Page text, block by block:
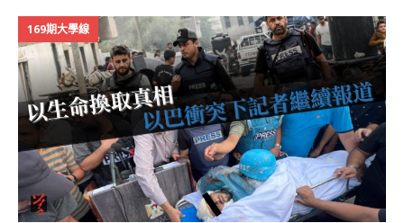
169期大學線